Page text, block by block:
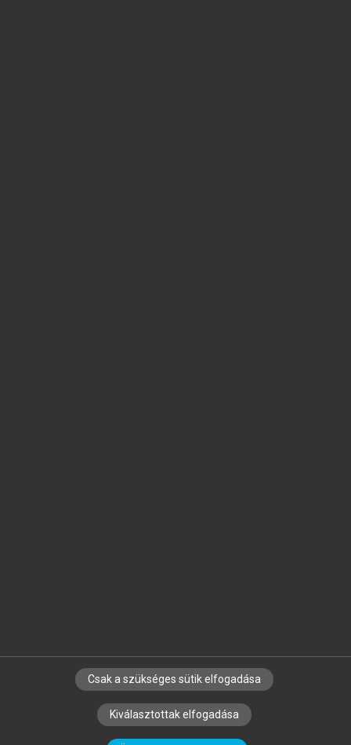
SZERZŐKNEK CÉGEKNEK KÖNYVTÁROSOKNAK
SZERKESZTÉSI ÉS LEKTORÁLÁSI ALAPELVEK
Csak a szükséges sütik elfogadása
Kiválasztottak elfogadása